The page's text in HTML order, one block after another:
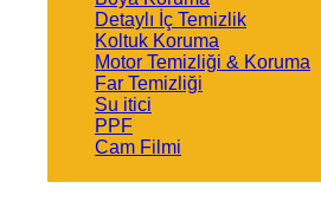
Detaylı İç Temizlik
Koltuk Koruma
Motor Temizliği & Koruma
Far Temizliği
Su itici
PPF
Cam Filmi